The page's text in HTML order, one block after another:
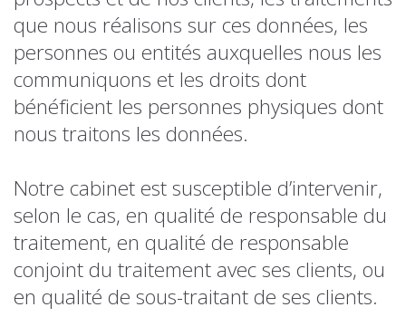
que nous réalisons sur ces données, les
personnes ou entités auxquelles nous les
communiquons et les droits dont
bénéficient les personnes physiques dont
nous traitons les données.
Notre cabinet est susceptible d’intervenir,
selon le cas, en qualité de responsable du
traitement, en qualité de responsable
conjoint du traitement avec ses clients, ou
en qualité de sous-traitant de ses clients.